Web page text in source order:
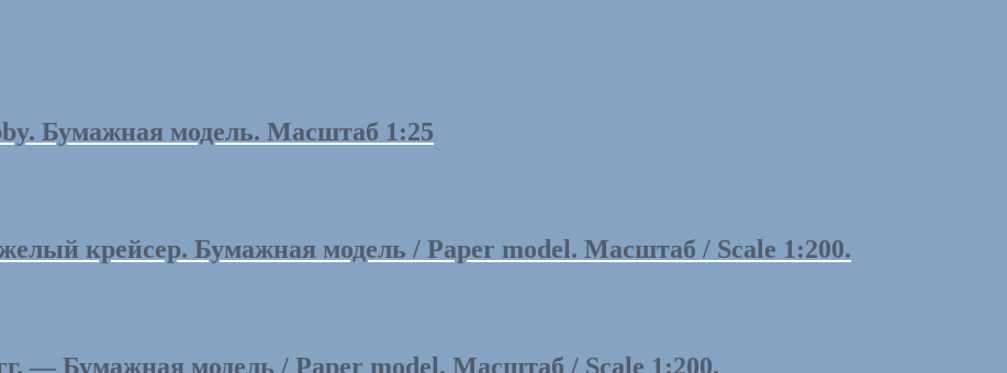
Бумажная модель. Масштаб 1:25
крейсер. Бумажная модель / Paper model. Масштаб / Scale 1:200.
— Бумажная модель / Paper model. Масштаб / Scale 1:200.